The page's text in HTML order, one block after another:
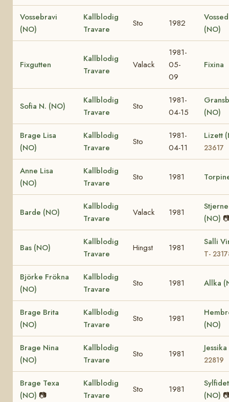
Vossebravi
(NO)
Kallblodig
Travare
Sto 1982
(NO)
Fixgutten
Kallblodig
Travare
Valack
1981-
05-
09
Fixina
Sofia N. (NO)
Kallblodig
Travare
Sto
1981-
04-15
(NO)
Brage Lisa
(NO)
Kallblodig
Travare
Sto
1981-
04-11
Lizett
23617
Anne Lisa
(NO)
Kallblodig
Travare
Sto 1981
Barde (NO)
Kallblodig
Travare
Valack 1981
(NO)
Bas (NO)
Kallblodig
Travare
Hingst 1981
Salli
T-
Björke Frökna
(NO)
Kallblodig
Travare
Sto 1981 Allka
Brage Brita
(NO)
Kallblodig
Travare
Sto 1981
(NO)
Brage Nina
(NO)
Kallblodig
Travare
Sto 1981
22819
Brage Texa
(NO) 📷
Kallblodig
Travare
Sto 1981
(NO)